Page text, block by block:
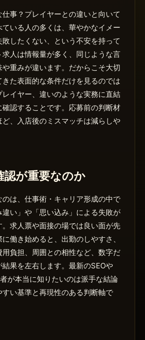
事？プレイヤーとの違いと向いて
いる人の多くは、華やかなイメー
したくない、という不安を持って
人は情報量が多く、同じような言
重みが違います。だからこそ大切
た表面的な条件だけを見るのでは
イヤー、違いのような実務に直結
認することです。応募前の判断材
、入店後のミスマッチは減らしや
認が重要なのか
のは、仕事術・キャリア形成の中で
違い」や「思い込み」による失敗が
求人票や面接の場では良い面が先
働き始めると、出勤のしやすさ、
負担、周囲との相性など、数字だ
果を左右します。最新のSEOや
が本当に知りたいのは派手な結論
い基準と再現性のある判断軸で